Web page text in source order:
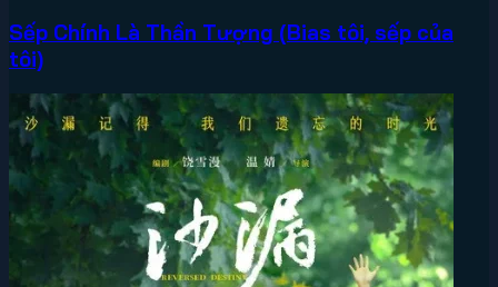
Sếp Chính Là Thần Tượng (Bias tôi, sếp của
tôi)